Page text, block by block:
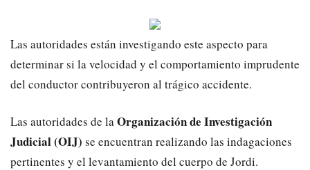
Las autoridades están investigando este aspecto para
determinar si la velocidad y el comportamiento imprudente
del conductor contribuyeron al trágico accidente.
Las autoridades de laOrganización de Investigación
Judicial (OIJ) se encuentran realizando las indagaciones
pertinentes y el levantamiento del cuerpo de Jordi.